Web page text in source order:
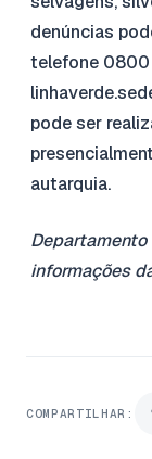
denúncias
telefone 0800
pode ser
autarquia.
Departamento
informações
COMPARTILHAR: